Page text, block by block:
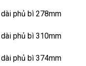
phủ bì 278mm
phủ bì 310mm
phủ bì 374mm